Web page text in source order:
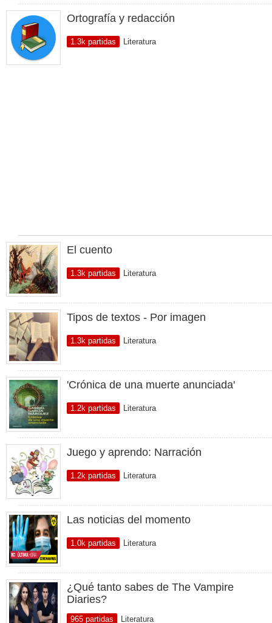
Ortografía y redacción
1.3k partidas Literatura
El cuento
1.3k partidas Literatura
Tipos de textos - Por imagen
1.3k partidas Literatura
'Crónica de una muerte anunciada'
1.2k partidas Literatura
Juego y aprendo: Narración
1.2k partidas Literatura
Las noticias del momento
1.0k partidas Literatura
¿Qué tanto sabes de The Vampire
Diaries?
965 partidas Literatura